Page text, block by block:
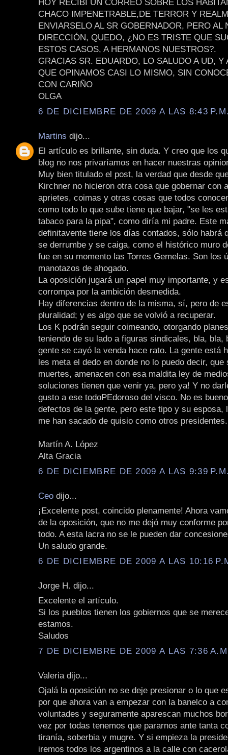
HOY RECIBI UN CORREO SOBRE LOS
CHACO IMPENETRABLE,DE TERROR Y
ENVIARSELO AL SR GOBERNADOR, PERO AL
DIRECCIÓN, QUEDO, ¿NO ES TRISTE QUE
ESTOS CASOS, A HERMANOS NUESTROS?.
GRACIAS SR. EDUARDO, LO SALUDO A UD, Y
QUE OPINAMOS CASI LO MISMO, SIN
CON CARIÑO
OLGA
6 DE DICIEMBRE DE 2009 A LAS 8:43
Martins dijo...
El artículo es brillante, sin duda. Y creo que los
blog no nos privaríamos en hacer nuestras
Muy bien titulado el post, la verdad que desde
Kirchner no hicieron otra cosa que gobernar con
aprietes, coimas y otras cosas que todos
como todo lo que sube tiene que bajar, "se les
tabaco para la pipa", como diría mi padre. Este
definitavente tiene los días contados, sólo habrá
se derrumbe y se caiga, como el histórico muro
fue en su momento las Torres Gemelas. Son los
manotazos de ahogado.
La oposición jugará un papel muy importante, y
corrompa por la ambición desmedida.
Hay diferencias dentro de la misma, sí, pero de
pluralidad; y es algo que se volvió a recuperar.
Los K podrán seguir coimeando, otorgando
teniendo de su lado a figuras sindicales, bla, bla,
gente se cayó la venda hace rato. La gente está
les meta el dedo en donde no lo puedo decir,
muertes, amenacen con esa maldita ley de
soluciones tienen que venir ya, pero ya! Y no
gusto a ese todoPEdoroso del visco. No es
defectos de la gente, pero este tipo y su esposa,
me han sacado de quisio como otros presidentes.
Martín A. López
Alta Gracia
6 DE DICIEMBRE DE 2009 A LAS 9:39
Ceo dijo...
¡Excelente post, coincido plenamente! Ahora
de la oposición, que no me dejó muy conforme
todo. A esta lacra no se le pueden dar
Un saludo grande.
6 DE DICIEMBRE DE 2009 A LAS 10:16
Jorge H. dijo...
Excelente el artículo.
Si los pueblos tienen los gobiernos que se
estamos.
Saludos
7 DE DICIEMBRE DE 2009 A LAS 7:36
Valeria dijo...
Ojalá la oposición no se deje presionar o lo que
por que ahora van a empezar con la banelco a
voluntades y seguramente aparescan muchos
vez por todas tenemos que pararnos ante tanta
tiranía, soberbia y mugre. Y si empieza la
iremos todos los argentinos a la calle con